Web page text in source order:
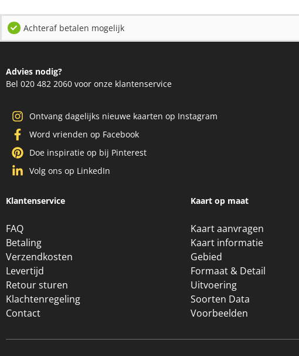
Achteraf betalen mogelijk
Advies nodig?
Bel 020 482 2060 voor onze klantenservice
Ontvang dagelijks nieuwe kaarten op Instagram
Word vrienden op Facebook
Doe inspiratie op bij Pinterest
Volg ons op LinkedIn
Klantenservice
FAQ
Betaling
Verzendkosten
Levertijd
Retour sturen
Klachtenregeling
Contact
Kaart op maat
Kaart aanvragen
Kaart informatie
Gebied
Formaat & Detail
Uitvoering
Soorten Data
Voorbeelden